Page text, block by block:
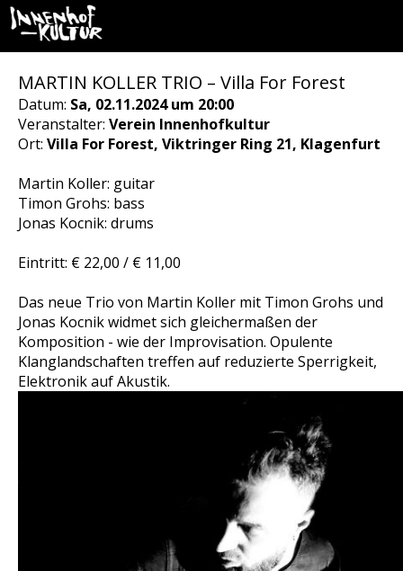
MARTIN KOLLER TRIO – Villa For Forest
Datum: Sa, 02.11.2024 um 20:00
Veranstalter: Verein Innenhofkultur
Ort: Villa For Forest, Viktringer Ring 21, Klagenfurt
Martin Koller: guitar
Timon Grohs: bass
Jonas Kocnik: drums
Eintritt: € 22,00 / € 11,00
Das neue Trio von Martin Koller mit Timon Grohs und
Jonas Kocnik widmet sich gleichermaßen der
Komposition - wie der Improvisation. Opulente
Klanglandschaften treffen auf reduzierte Sperrigkeit,
Elektronik auf Akustik.